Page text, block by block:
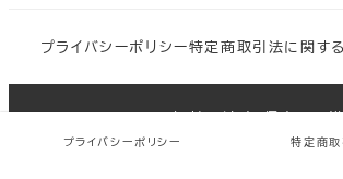
プライバシーポリシー特定商取引法に関す
Copyright 一般社団法人 保育ICT
rights reserved.
プライバシーポリシー 特定商